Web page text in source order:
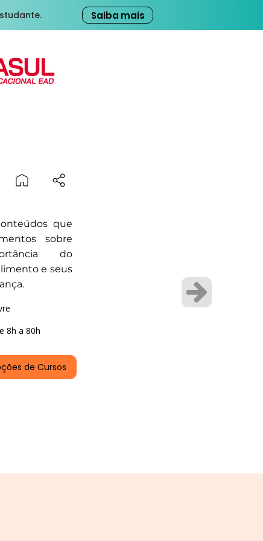
Saiba mais
que
sobre
do
e seus
8h a 80h
de Cursos